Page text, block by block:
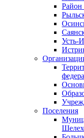
Район
Усть-
Поселения